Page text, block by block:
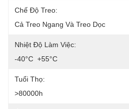
Chế Độ Treo:
Cả Treo Ngang Và Treo Dọc
Nhiệt Độ Làm Việc:
-40°C ️ +55°C
Tuổi Thọ:
>80000h